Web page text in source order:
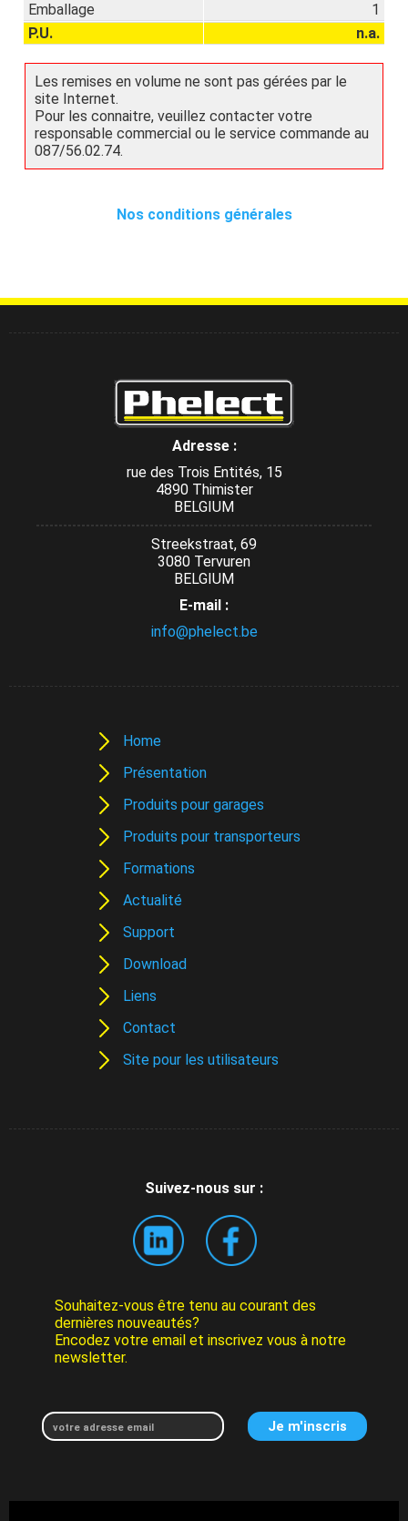
Emballage
1
P.U.
n.a.
Les remises en volume ne sont pas gérées par le
site Internet.
Pour les connaitre, veuillez contacter votre
responsable commercial ou le service commande au
087/56.02.74.
Nos conditions générales
Adresse :
rue des Trois Entités, 15
4890 Thimister
BELGIUM
Streekstraat, 69
3080 Tervuren
BELGIUM
E-mail :
info@phelect.be
Home
Présentation
Produits pour garages
Produits pour transporteurs
Formations
Actualité
Support
Download
Liens
Contact
Site pour les utilisateurs
Suivez-nous sur :
Souhaitez-vous être tenu au courant des
dernières nouveautés?
Encodez votre email et inscrivez vous à notre
newsletter.